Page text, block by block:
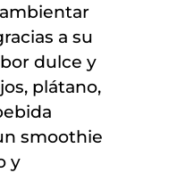
a su
dulce y
plátano,
smoothie
y